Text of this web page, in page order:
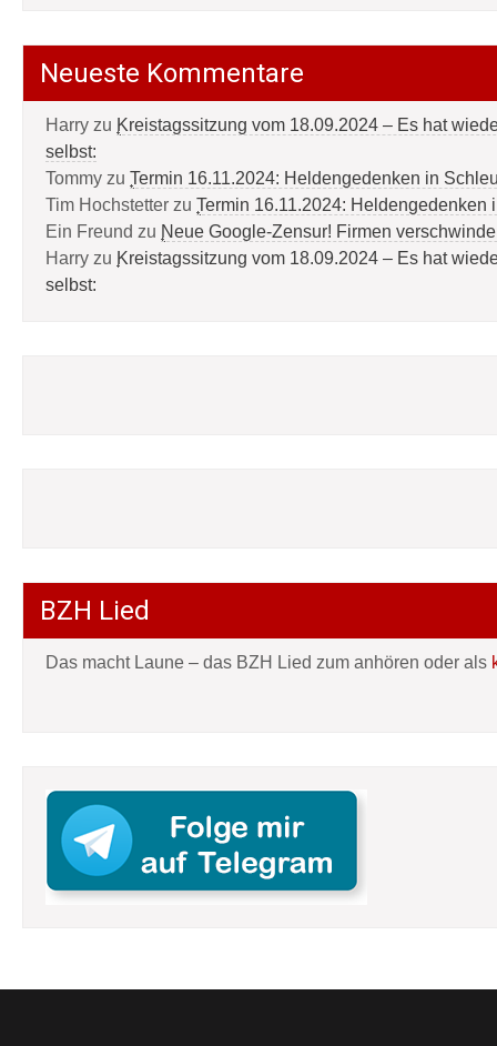
Neueste Kommentare
Harry zu Kreistagssitzung vom 18.09.2024 – Es hat
selbst:
Tommy zu Termin 16.11.2024: Heldengedenken in
Tim Hochstetter zu Termin 16.11.2024: Heldengedenken
Ein Freund zu Neue Google-Zensur! Firmen
Harry zu Kreistagssitzung vom 18.09.2024 – Es hat
selbst:
BZH Lied
Das macht Laune – das BZH Lied zum anhören oder als